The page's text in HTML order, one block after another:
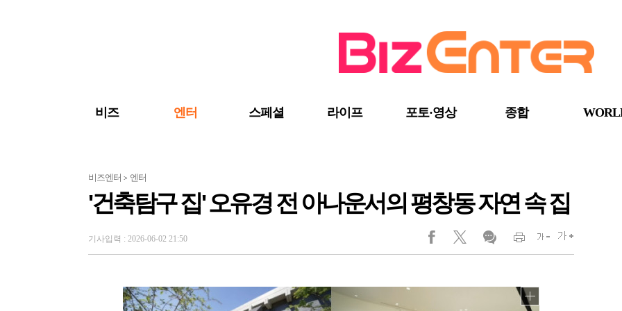
비즈 엔터 스페셜 라이프 포토·영상 종합
비즈엔터 > 엔터
'건축탐구 집' 오유경 전 아나운서의 평창동 자연 속 집
기사입력 : 2026-06-02 21:50